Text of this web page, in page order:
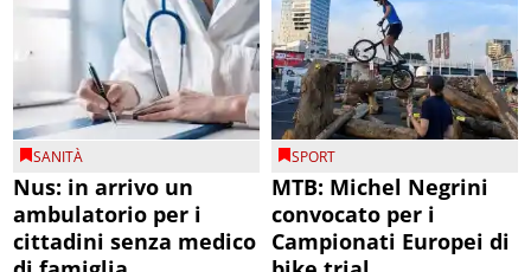
SANITÀ
Nus: in arrivo un
ambulatorio per i
cittadini senza medico
SPORT
MTB: Michel Negrini
convocato per i
Campionati Europei di